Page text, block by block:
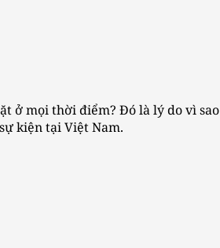
ở mọi thời điểm? Đó là lý do vì sao
kiện tại Việt Nam.